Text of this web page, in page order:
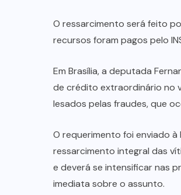
O ressarcimento será feito
recursos foram pagos pelo
Em Brasília, a deputada
de crédito extraordinário no
lesados pelas fraudes, que
O requerimento foi enviado
ressarcimento integral das
e deverá se intensificar nas
imediata sobre o assunto.